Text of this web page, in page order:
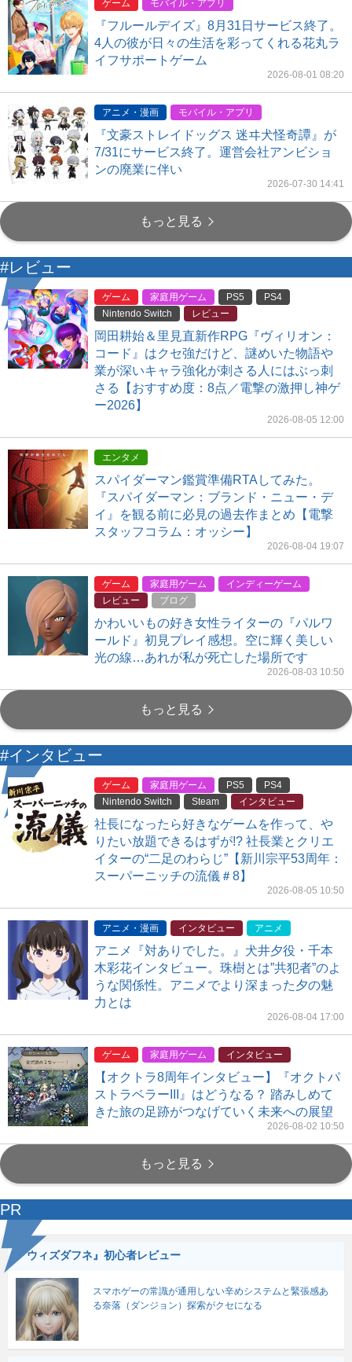
ゲーム モバイル・アプリ
『フルールデイズ』8月31日サービス終了。
4人の彼が日々の生活を彩ってくれる花丸ラ
イフサポートゲーム
2026-08-01 08:20
アニメ・漫画 モバイル・アプリ
『文豪ストレイドッグス 迷ヰ犬怪奇譚』が
7/31にサービス終了。運営会社アンビショ
ンの廃業に伴い
2026-07-30 14:41
もっと見る
#レビュー
ゲーム 家庭用ゲーム PS5
PS4
Nintendo Switch
レビュー
岡田耕始＆里見直新作RPG『ヴィリオン：
コード』はクセ強だけど、謎めいた物語や
業が深いキャラ強化が刺さる人にはぶっ刺
さる【おすすめ度：8点／電撃の激押し神ゲ
ー2026】
2026-08-05 12:00
エンタメ
スパイダーマン鑑賞準備RTAしてみた。
『スパイダーマン：ブランド・ニュー・デ
イ』を観る前に必見の過去作まとめ【電撃
スタッフコラム：オッシー】
2026-08-04 19:07
ゲーム 家庭用ゲーム
インディーゲーム
レビュー
ブログ
かわいいもの好き女性ライターの『パルワ
ールド』初見プレイ感想。空に輝く美しい
光の線…あれが私が死亡した場所です
2026-08-03 10:50
もっと見る
#インタビュー
ゲーム 家庭用ゲーム PS5
PS4
Nintendo Switch
Steam インタビュー
社長になったら好きなゲームを作って、や
りたい放題できるはずが!? 社長業とクリエ
イターの“二足のわらじ”【新川宗平53周年：
スーパーニッチの流儀＃8】
2026-08-05 10:50
アニメ・漫画 インタビュー アニメ
アニメ『対ありでした。』犬井夕役・千本
木彩花インタビュー。珠樹とは”共犯者”のよ
うな関係性。アニメでより深まった夕の魅
力とは
2026-08-04 17:00
ゲーム 家庭用ゲーム インタビュー
【オクトラ8周年インタビュー】『オクトパ
ストラベラーIII』はどうなる？ 踏みしめて
きた旅の足跡がつなげていく未来への展望
2026-08-02 10:50
もっと見る
PR
『ウィズダフネ』初心者レビュー
スマホゲーの常識が通用しない辛めシステムと緊張感あ
る奈落（ダンジョン）探索がクセになる